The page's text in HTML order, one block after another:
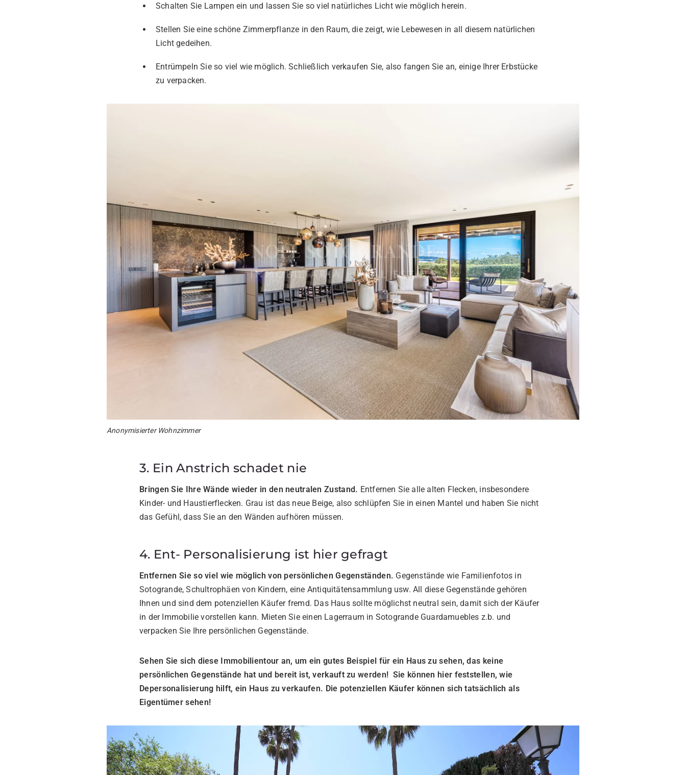
Schalten Sie Lampen ein und lassen Sie so viel natürliches Licht wie möglich herein.
Stellen Sie eine schöne Zimmerpflanze in den Raum, die zeigt, wie Lebewesen in all diesem natürlichen
Licht gedeihen.
Entrümpeln Sie so viel wie möglich. Schließlich verkaufen Sie, also fangen Sie an, einige Ihrer Erbstücke
zu verpacken.
Anonymisierter Wohnzimmer
3. Ein Anstrich schadet nie
Bringen Sie Ihre Wände wieder in den neutralen Zustand. Entfernen Sie alle alten Flecken, insbesondere
Kinder- und Haustierflecken. Grau ist das neue Beige, also schlüpfen Sie in einen Mantel und haben Sie nicht
das Gefühl, dass Sie an den Wänden aufhören müssen.
4. Ent- Personalisierung ist hier gefragt
Entfernen Sie so viel wie möglich von persönlichen Gegenständen. Gegenstände wie Familienfotos in
Sotogrande, Schultrophäen von Kindern, eine Antiquitätensammlung usw. All diese Gegenstände gehören
Ihnen und sind dem potenziellen Käufer fremd. Das Haus sollte möglichst neutral sein, damit sich der Käufer
in der Immobilie vorstellen kann. Mieten Sie einen Lagerraum in Sotogrande Guardamuebles z.b. und
verpacken Sie Ihre persönlichen Gegenstände.
Sehen Sie sich diese Immobilientour an, um ein gutes Beispiel für ein Haus zu sehen, das keine
persönlichen Gegenstände hat und bereit ist, verkauft zu werden! Sie können hier feststellen, wie
Depersonalisierung hilft, ein Haus zu verkaufen. Die potenziellen Käufer können sich tatsächlich als
Eigentümer sehen!